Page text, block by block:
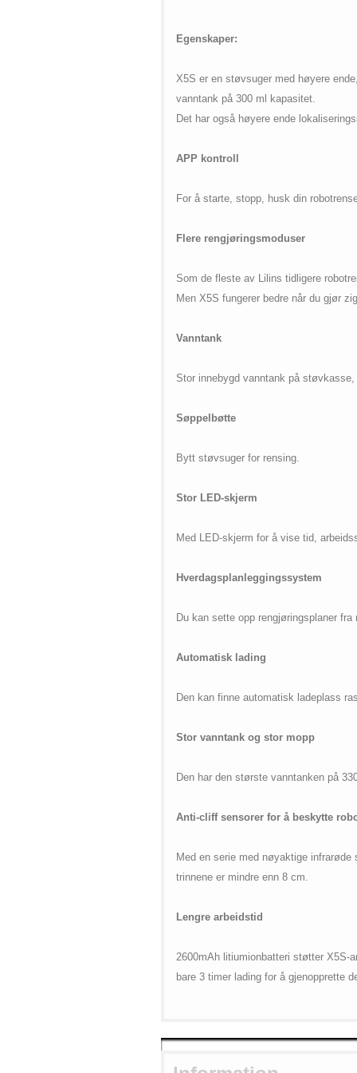
Egenskaper:
X5S er en støvsuger med høyere
vanntank på 300 ml kapasitet.
Det har også høyere ende
APP kontroll
For å starte, stopp, husk din
Flere rengjøringsmoduser
Som de fleste av Lilins tidligere
Men X5S fungerer bedre når du gjør
Vanntank
Stor innebygd vanntank på
Søppelbøtte
Bytt støvsuger for rensing.
Stor LED-skjerm
Med LED-skjerm for å vise tid,
Hverdagsplanleggingssystem
Du kan sette opp rengjøringsplaner
Automatisk lading
Den kan finne automatisk ladeplass
Stor vanntank og stor mopp
Den har den største vanntanken på
Anti-cliff sensorer for å beskytte
Med en serie med nøyaktige
trinnene er mindre enn 8 cm.
Lengre arbeidstid
2600mAh litiumionbatteri støtter X5S-
bare 3 timer lading for å gjenopprette